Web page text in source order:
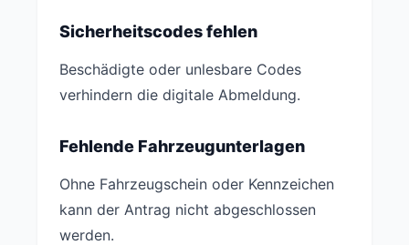
Sicherheitscodes fehlen
Beschädigte oder unlesbare Codes
verhindern die digitale Abmeldung.
Fehlende Fahrzeugunterlagen
Ohne Fahrzeugschein oder Kennzeichen
kann der Antrag nicht abgeschlossen
werden.